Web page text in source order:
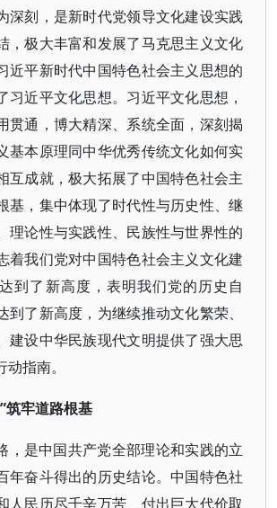
深刻，是新时代党领导文化建设实践
，极大丰富和发展了马克思主义文化
近平新时代中国特色社会主义思想的
习近平文化思想。习近平文化思想，
贯通，博大精深、系统全面，深刻揭
基本原理同中华优秀传统文化如何实
互成就，极大拓展了中国特色社会主
基，集中体现了时代性与历史性、继
理论性与实践性、民族性与世界性的
着我们党对中国特色社会主义文化建
到了新高度，表明我们党的历史自
到了新高度，为继续推动文化繁荣、
建设中华民族现代文明提供了强大思
指南。
筑牢道路根基
，是中国共产党全部理论和实践的立
年奋斗得出的历史结论。中国特色社
人民历尽千辛万苦、付出巨大代价取